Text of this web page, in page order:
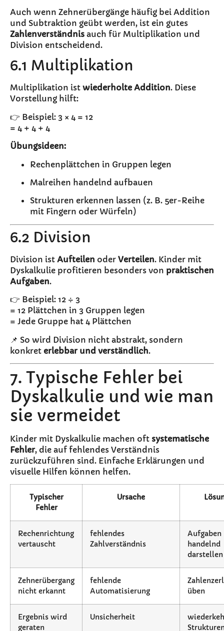
Auch wenn Zehnerübergänge häufig bei Addition
und Subtraktion geübt werden, ist ein gutes
Zahlenverständnis auch für Multiplikation und
Division entscheidend.
6.1 Multiplikation
Multiplikation ist wiederholte Addition. Diese
Vorstellung hilft:
👉 Beispiel: 3 × 4 = 12
= 4 + 4 + 4
Übungsideen:
Rechenplättchen in Gruppen legen
Malreihen handelnd aufbauen
Strukturen erkennen lassen (z. B. 5er-Reihe
mit Fingern oder Würfeln)
6.2 Division
Division ist Aufteilen oder Verteilen. Kinder mit
Dyskalkulie profitieren besonders von praktischen
Aufgaben.
👉 Beispiel: 12 ÷ 3
= 12 Plättchen in 3 Gruppen legen
= Jede Gruppe hat 4 Plättchen
📌 So wird Division nicht abstrakt, sondern
konkret erlebbar und verständlich.
7. Typische Fehler bei
Dyskalkulie und wie man
sie vermeidet
Kinder mit Dyskalkulie machen oft systematische
Fehler, die auf fehlendes Verständnis
zurückzuführen sind. Einfache Erklärungen und
visuelle Hilfen können helfen.
Typischer
Fehler
Ursache
Rechenrichtung
vertauscht
fehlendes
Zahlverständnis
Aufgaben
handelnd
darstellen
Zehnerübergang
nicht erkannt
fehlende
Automatisierung
üben
Ergebnis wird
geraten
Unsicherheit